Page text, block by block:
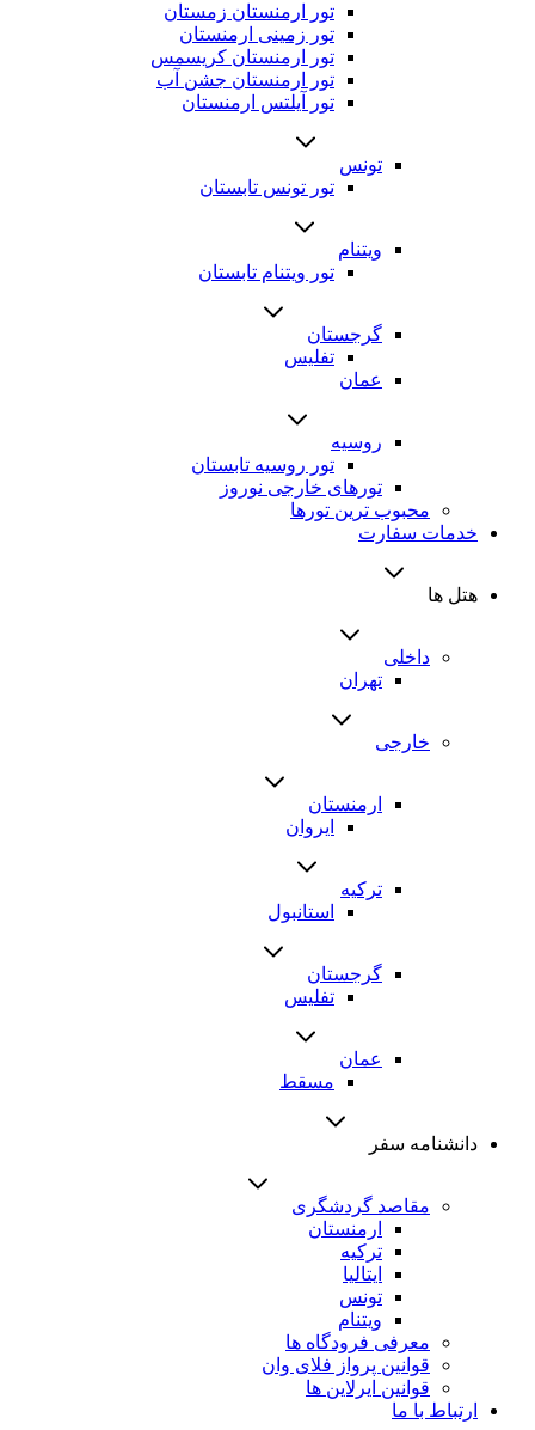
تور ارمنستان زمستان
تور زمینی ارمنستان
تور ارمنستان کریسمس
تور ارمنستان جشن آب
تور آیلتس ارمنستان
تونس
تور تونس تابستان
ویتنام
تور ویتنام تابستان
گرجستان
تفلیس
عمان
روسیه
تور روسیه تابستان
تورهای خارجی نوروز
محبوب ترین تورها
خدمات سفارت
هتل ها
داخلی
تهران
خارجی
ارمنستان
ایروان
ترکیه
استانبول
گرجستان
تفلیس
عمان
مسقط
دانشنامه سفر
مقاصد گردشگری
ارمنستان
ترکیه
ایتالیا
تونس
ویتنام
معرفی فرودگاه ها
قوانین پرواز فلای وان
قوانین ایرلاین ها
ارتباط با ما